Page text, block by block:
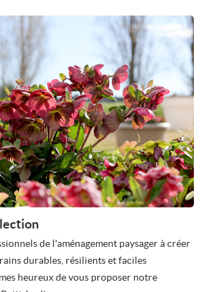
de l'aménagement paysager à créer
durables, résilients et faciles
heureux de vous proposer notre